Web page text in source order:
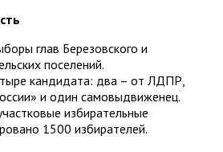
глав Березовского и
поселений.
кандидата: два – от ЛДПР,
и один самовыдвиженец.
избирательные
1500 избирателей.